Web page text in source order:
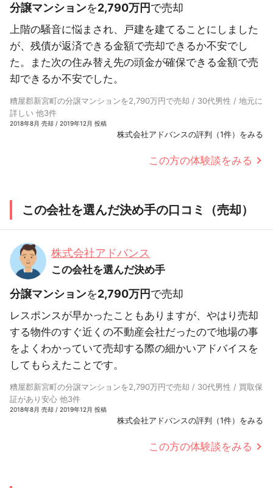
分譲マンションを2,790万円で売却
上階の騒音に悩まされ、戸建を建てることにしました
が、残債が返済できる金額で売却できるか不安でし
た。また次の住み替え先の頭金が確保できる金額で売
却できるか不安でした。
糟屋郡新宮町の分譲マンションを2,790万円で売却 / 30代男性 / 地元に
詳しい 他3件
2018年8月 売却 / 2019年12月 投稿
株式会社アドバンスの評判（1件）をみる
この方の体験談をみる
この会社を選んだ決め手の口コミ（売却）
株式会社アドバンス
この会社を選んだ決め手
分譲マンションを2,790万円で売却
レスポンスが早かったこともありますが、やはり売却
する物件のすぐ近くの不動産会社だったので地場の事
をよくわかっていて売却する際の細かいアドバイスを
してもらえたことです。
糟屋郡新宮町の分譲マンションを2,790万円で売却 / 30代男性 / 買取保
証があり安心 他3件
2018年8月 売却 / 2019年12月 投稿
株式会社アドバンスの評判（1件）をみる
この方の体験談をみる